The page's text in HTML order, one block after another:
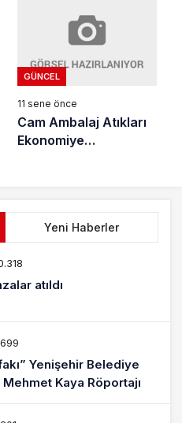
GÜNCEL
11 sene önce
Cam Ambalaj Atıkları
Ekonomiye
Yeni Haberler
atıldı
Yenişehir Belediye
Başkan Adayı Mehmet Kaya Röportajı